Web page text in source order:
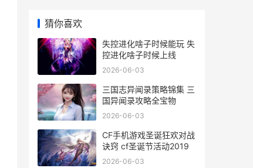
猜你喜欢
失控进化啥子时候能玩 失
控进化啥子时候上线
2026-06-03
三国志异闻录策略锦集 三
国异闻录攻略全宝物
2026-06-03
CF手机游戏圣诞狂欢对战
诀窍 cf圣诞节活动2019
2026-06-03